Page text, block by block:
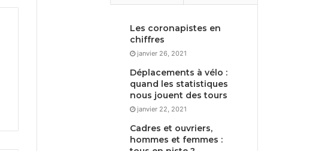
Les coronapistes en
chiffres
janvier 26, 2021
Déplacements à vélo :
quand les statistiques
nous jouent des tours
janvier 22, 2021
Cadres et ouvriers,
hommes et femmes :